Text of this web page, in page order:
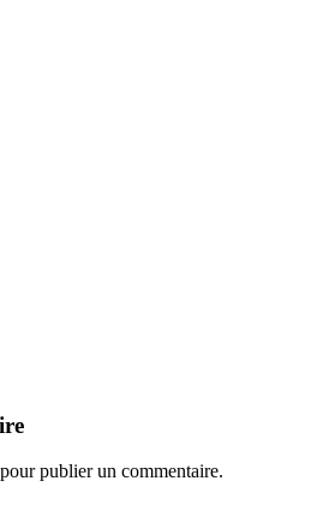
publier un commentaire.